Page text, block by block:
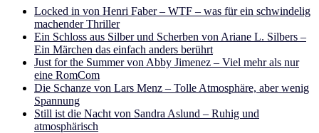
Locked in von Henri Faber – WTF – was für ein schwindelig
machender Thriller
Ein Schloss aus Silber und Scherben von Ariane L. Silbers –
Ein Märchen das einfach anders berührt
Just for the Summer von Abby Jimenez – Viel mehr als nur
eine RomCom
Die Schanze von Lars Menz – Tolle Atmosphäre, aber wenig
Spannung
Still ist die Nacht von Sandra Aslund – Ruhig und
atmosphärisch